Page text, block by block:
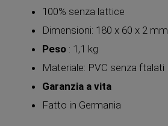
100% senza lattice
Dimensioni: 180 x 60 x 2 mm
Peso : 1,1 kg
Materiale: PVC senza ftalati
Garanzia a vita
Fatto in Germania